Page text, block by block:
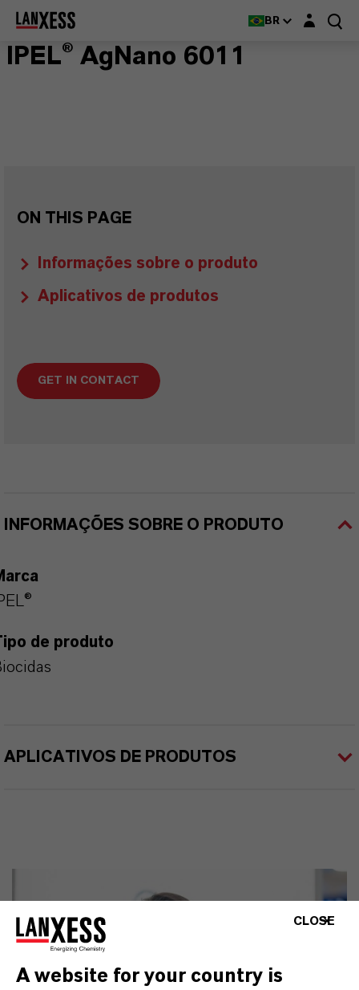
BR Login layer
IPEL® AgNano 6011
ON THIS PAGE
Informações sobre o produto
Aplicativos de produtos
GET IN CONTACT
INFORMAÇÕES SOBRE O PRODUTO
de produto
APLICATIVOS DE PRODUTOS
CLOSE
A website for your country is